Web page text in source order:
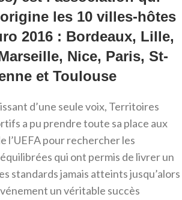
les 10 villes-hôtes
2016 : Bordeaux, Lille,
Nice, Paris, St-
et Toulouse
d’une seule voix, Territoires
a pu prendre toute sa place aux
l’UEFA pour rechercher les
qui ont permis de livrer un
standards jamais atteints jusqu’alors
un véritable succès